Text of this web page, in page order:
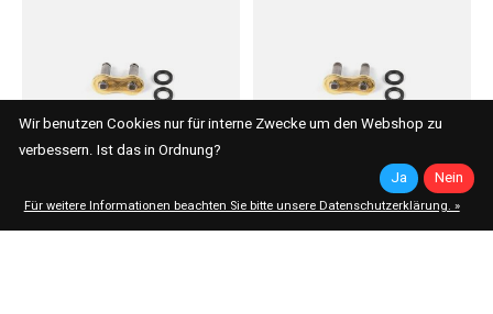
X-GRIP X-GRIP
Wir benutzen Cookies nur für interne Zwecke um den Webshop zu
verbessern. Ist das in Ordnung?
Ja
Nein
Für weitere Informationen beachten Sie bitte unsere Datenschutzerklärung. »